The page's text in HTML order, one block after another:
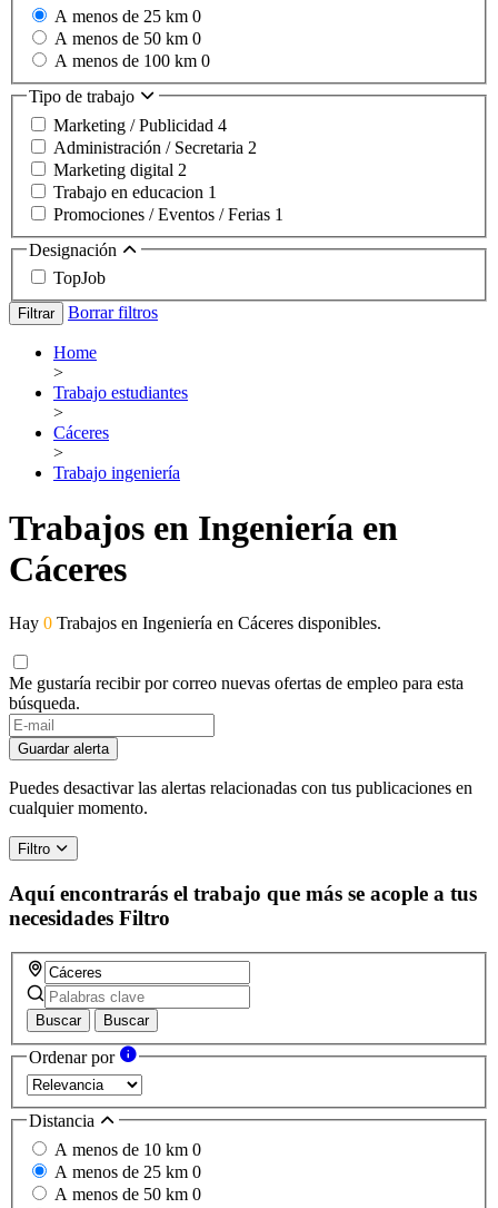
A menos de 25 km 0
A menos de 50 km 0
A menos de 100 km 0
Tipo de trabajo
Marketing / Publicidad 4
Administración / Secretaria 2
Marketing digital 2
Trabajo en educacion 1
Promociones / Eventos / Ferias 1
Designación
TopJob
Filtrar Borrar filtros
Home
>
Trabajo estudiantes
>
Cáceres
>
Trabajo ingeniería
Trabajos en Ingeniería en
Cáceres
Hay 0 Trabajos en Ingeniería en Cáceres disponibles.
Me gustaría recibir por correo nuevas ofertas de empleo para esta
búsqueda.
Guardar alerta
Puedes desactivar las alertas relacionadas con tus publicaciones en
cualquier momento.
Filtro
Aquí encontrarás el trabajo que más se acople a tus
necesidades Filtro
Buscar Buscar
Ordenar por
Distancia
A menos de 10 km 0
A menos de 25 km 0
A menos de 50 km 0